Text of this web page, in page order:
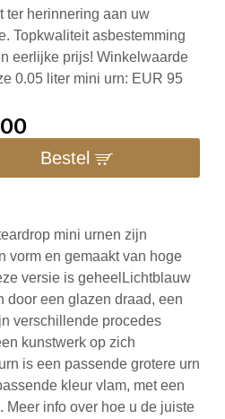
ter herinnering aan uw
Topkwaliteit asbestemming
eerlijke prijs! Winkelwaarde
0.05 liter mini urn: EUR 95
Bestel
mini urnen zijn
vorm en gemaakt van hoge
versie is geheelLichtblauw
door een glazen draad, een
verschillende procedes
kunstwerk op zich
is een passende grotere urn
kleur vlam, met een
Meer info over hoe u de juiste